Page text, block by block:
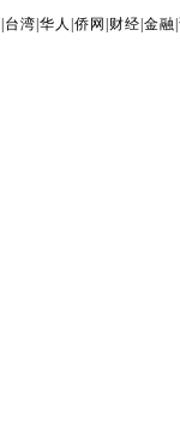
台湾 |华人 |侨网 财经 |金融 |